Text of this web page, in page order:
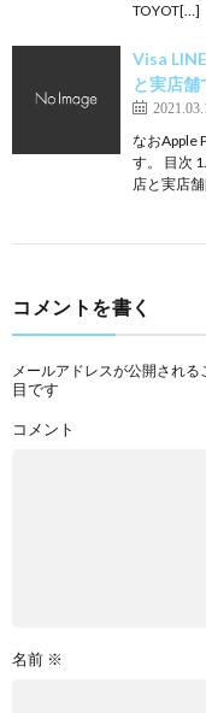
TOYOT[…]
Visa
と実店
なおApple
す。 目次
店と実店
コメントを書く
メールアドレスが公開される
目です
コメント
名前 ※